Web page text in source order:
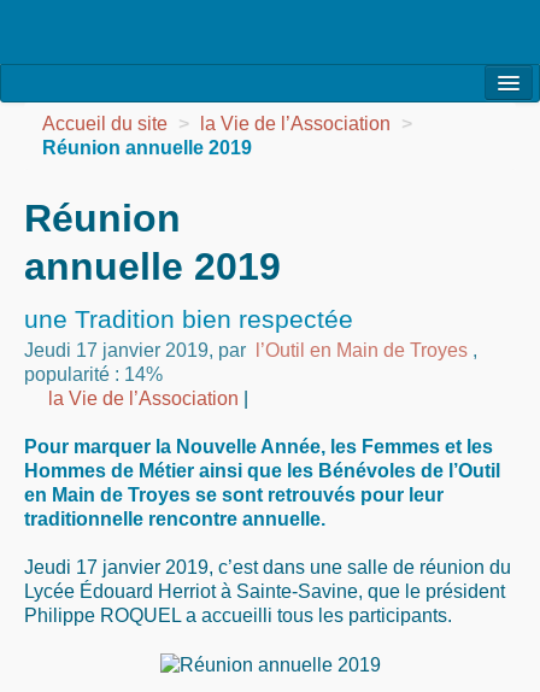
l’Association
la Vie des Ateliers
les Evénements
les Réalisations
Agenda
Contact
Accueil du site > la Vie de l’Association
>
Réunion annuelle 2019
Réunion
annuelle 2019
une Tradition bien respectée
Jeudi 17 janvier 2019, par l’Outil en Main de Troyes ,
popularité : 14%
la Vie de l’Association
Pour marquer la Nouvelle Année, les Femmes et les
Hommes de Métier ainsi que les Bénévoles de l’Outil
en Main de Troyes se sont retrouvés pour leur
traditionnelle rencontre annuelle.
Jeudi 17 janvier 2019, c’est dans une salle de réunion du
Lycée Édouard Herriot à Sainte-Savine, que le président
Philippe ROQUEL a accueilli tous les participants.